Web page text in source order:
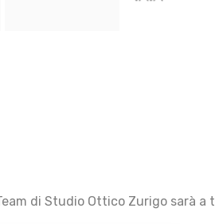
di Studio Ottico Zurigo sarà a